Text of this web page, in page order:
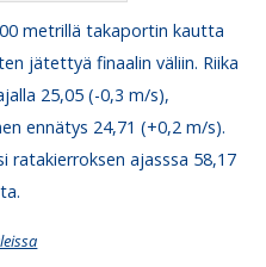
metrillä takaportin kautta
jätettyä finaalin väliin. Riika
25,05 (-0,3 m/s),
ennätys 24,71 (+0,2 m/s).
ratakierroksen ajasssa 58,17